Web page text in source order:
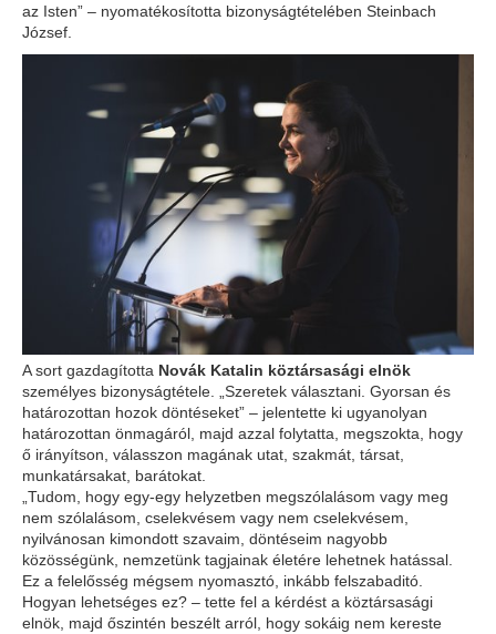
az Isten” – nyomatékosította bizonyságtételében Steinbach
József.
A sort gazdagította Novák Katalin köztársasági elnök
személyes bizonyságtétele. „Szeretek választani. Gyorsan és
határozottan hozok döntéseket” – jelentette ki ugyanolyan
határozottan önmagáról, majd azzal folytatta, megszokta, hogy
ő irányítson, válasszon magának utat, szakmát, társat,
munkatársakat, barátokat.
„Tudom, hogy egy-egy helyzetben megszólalásom vagy meg
nem szólalásom, cselekvésem vagy nem cselekvésem,
nyilvánosan kimondott szavaim, döntéseim nagyobb
közösségünk, nemzetünk tagjainak életére lehetnek hatással.
Ez a felelősség mégsem nyomasztó, inkább felszabaditó.
Hogyan lehetséges ez? – tette fel a kérdést a köztársasági
elnök, majd őszintén beszélt arról, hogy sokáig nem kereste